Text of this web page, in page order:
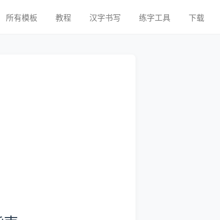
所有模板 教程 汉字书写 练字工具 下载